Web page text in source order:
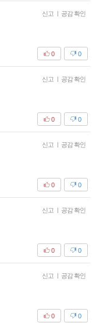
신고 | 공감 확인
0
0
신고 | 공감 확인
0
0
신고 | 공감 확인
0
0
신고 | 공감 확인
0
0
신고 | 공감 확인
0
0